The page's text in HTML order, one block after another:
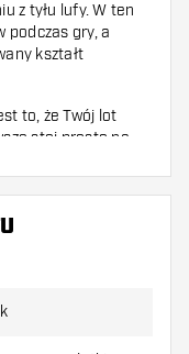
z tyłu lufy. W ten
podczas gry, a
kształt
to, że Twój lot
stoi prosto na
całość w
Fusion w lufę
w wielu różnych
zależności od